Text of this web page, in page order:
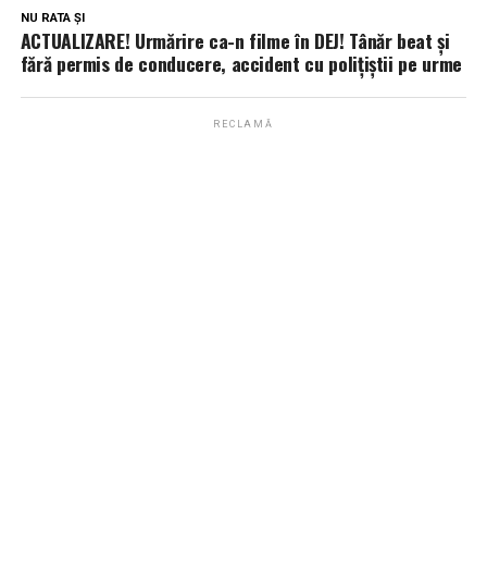
NU RATA ȘI
ACTUALIZARE! Urmărire ca-n filme în DEJ! Tânăr beat și
fără permis de conducere, accident cu polițiștii pe urme
RECLAMĂ